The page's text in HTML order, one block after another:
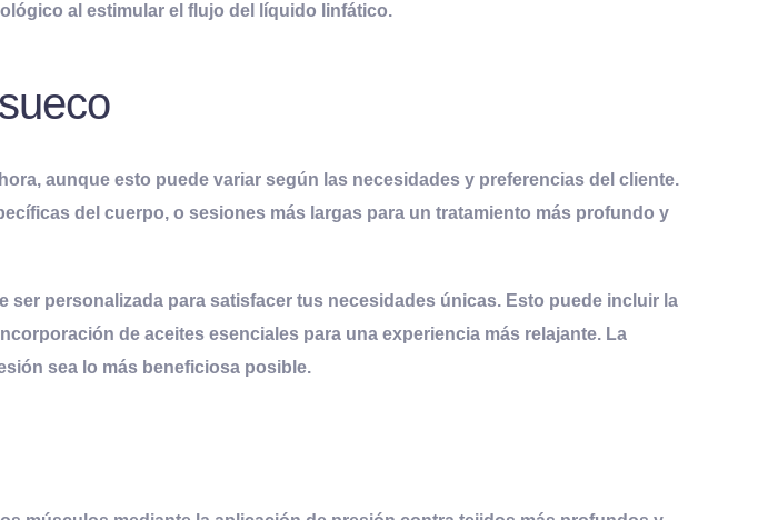
al estimular el flujo del líquido linfático.
aunque esto puede variar según las necesidades y preferencias del cliente.
del cuerpo, o sesiones más largas para un tratamiento más profundo y
personalizada para satisfacer tus necesidades únicas. Esto puede incluir la
de aceites esenciales para una experiencia más relajante. La
sea lo más beneficiosa posible.